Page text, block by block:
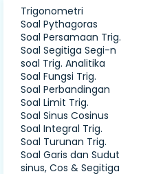
Trigonometri
Soal Pythagoras
Soal Persamaan Trig.
Soal Segitiga Segi-n
soal Trig. Analitika
Soal Fungsi Trig.
Soal Perbandingan
Soal Limit Trig.
Soal Sinus Cosinus
Soal Integral Trig.
Soal Turunan Trig.
Soal Garis dan Sudut
sinus, Cos & Segitiga